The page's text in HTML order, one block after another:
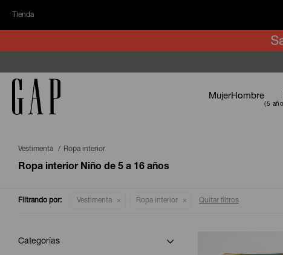
Tienda
MujerHombre
Vestimenta Ropa interior
Ropa interior Niño de 5 a 16 años
Filtrando por: Vestimenta Ropa interior Quitar filtros
Categorías